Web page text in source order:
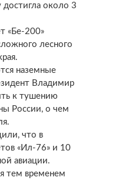
около 3
«Бе-200»
лесного
наземные
Владимир
к тушению
России, о чем
что в
«Ил-76» и 10
авиации.
тем временем